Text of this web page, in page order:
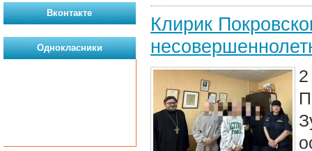
Клирик
Вконтакте
Однокласники